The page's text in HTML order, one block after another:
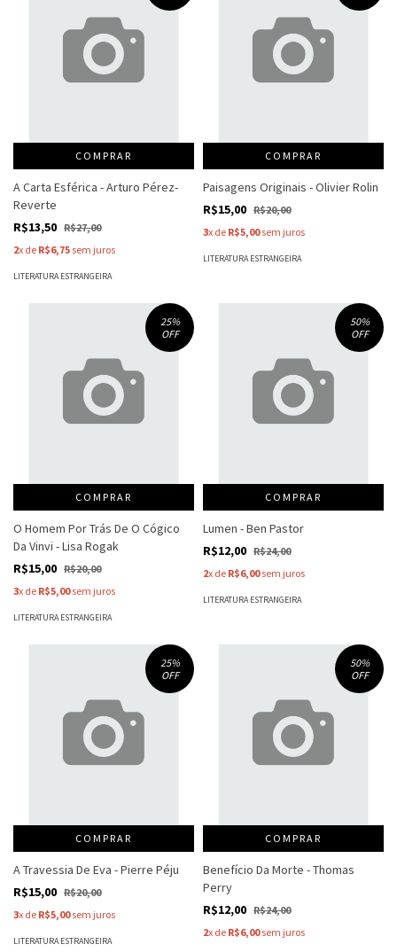
COMPRAR
A Carta Esférica - Arturo Pérez-
Reverte
R$13,50 R$27,00
2x de R$6,75 sem juros
LITERATURA ESTRANGEIRA
COMPRAR
Paisagens Originais - Olivier Rolin
R$15,00 R$20,00
3x de R$5,00sem juros
LITERATURA ESTRANGEIRA
25%
OFF
COMPRAR
O Homem Por Trás De O Cógico
Da Vinvi - Lisa Rogak
R$15,00 R$20,00
3x de R$5,00sem juros
LITERATURA ESTRANGEIRA
50%
OFF
COMPRAR
Lumen - Ben Pastor
R$12,00 R$24,00
2x de R$6,00sem juros
LITERATURA ESTRANGEIRA
25%
OFF
COMPRAR
A Travessia De Eva - Pierre Péju
R$15,00 R$20,00
3x de R$5,00sem juros
LITERATURA ESTRANGEIRA
50%
OFF
COMPRAR
Benefício Da Morte - Thomas
Perry
R$12,00 R$24,00
2x de R$6,00sem juros